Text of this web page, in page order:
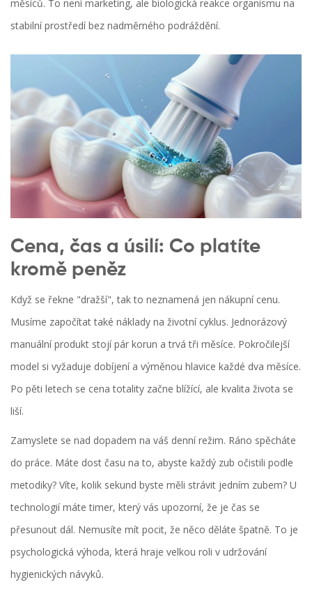
měsíců. To není marketing, ale biologická reakce organismu na
stabilní prostředí bez nadměrného podráždění.
Cena, čas a úsilí: Co platíte
kromě peněz
Když se řekne "dražší", tak to neznamená jen nákupní cenu.
Musíme započítat také náklady na životní cyklus. Jednorázový
manuální produkt stojí pár korun a trvá tři měsíce. Pokročilejší
model si vyžaduje dobíjení a výměnou hlavice každé dva měsíce.
Po pěti letech se cena totality začne blížící, ale kvalita života se
liší.
Zamyslete se nad dopadem na váš denní režim. Ráno spěcháte
do práce. Máte dost času na to, abyste každý zub očistili podle
metodiky? Víte, kolik sekund byste měli strávit jedním zubem? U
technologií máte timer, který vás upozorní, že je čas se
přesunout dál. Nemusíte mít pocit, že něco děláte špatně. To je
psychologická výhoda, která hraje velkou roli v udržování
hygienických návyků.